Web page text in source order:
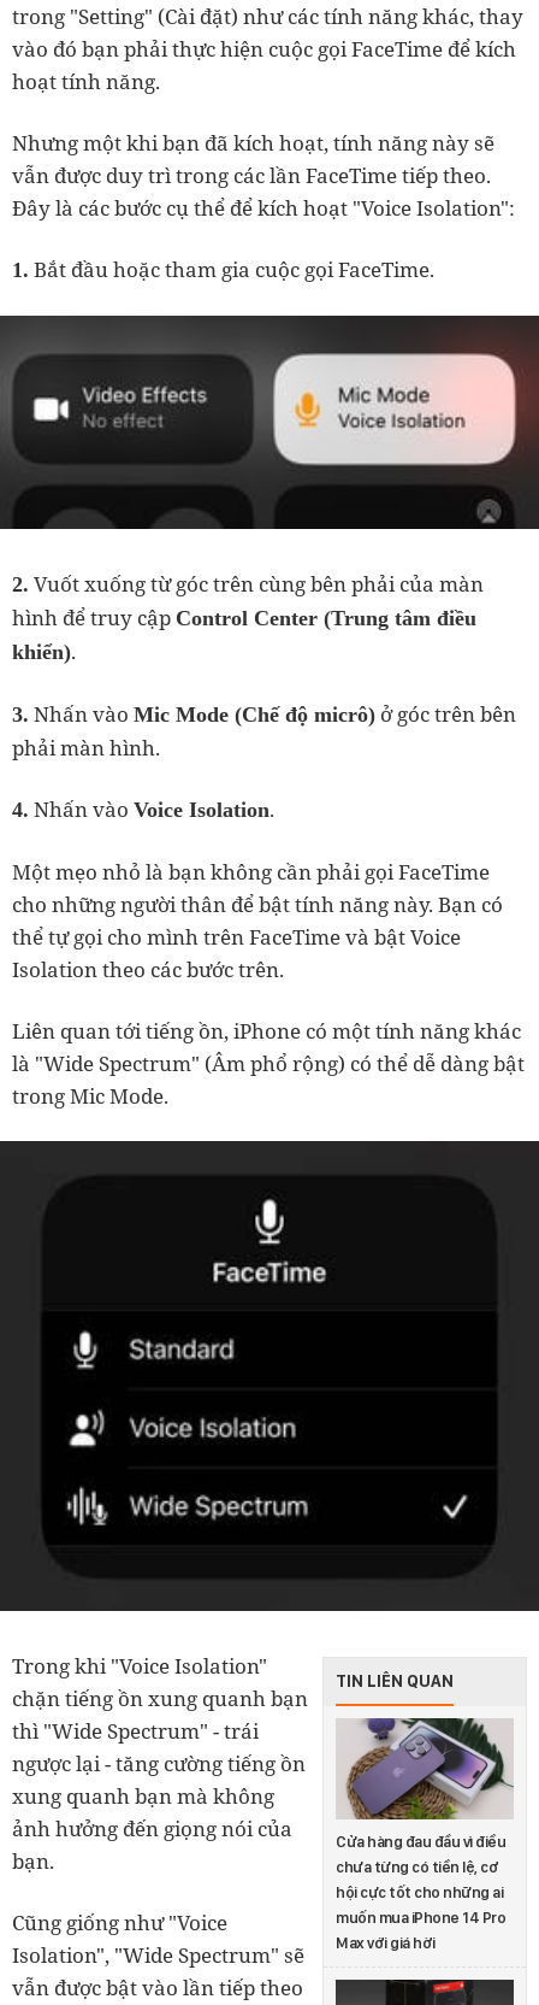
trong "Setting" (Cài đặt) như các tính năng khác, thay
vào đó bạn phải thực hiện cuộc gọi FaceTime để kích
hoạt tính năng.
Nhưng một khi bạn đã kích hoạt, tính năng này sẽ
vẫn được duy trì trong các lần FaceTime tiếp theo.
Đây là các bước cụ thể để kích hoạt "Voice Isolation":
1. Bắt đầu hoặc tham gia cuộc gọi FaceTime.
2. Vuốt xuống từ góc trên cùng bên phải của màn
hình để truy cập Control Center (Trung tâm điều
khiển).
3. Nhấn vào Mic Mode (Chế độ micrô) ở góc trên bên
phải màn hình.
4. Nhấn vào Voice Isolation.
Một mẹo nhỏ là bạn không cần phải gọi FaceTime
cho những người thân để bật tính năng này. Bạn có
thể tự gọi cho mình trên FaceTime và bật Voice
Isolation theo các bước trên.
Liên quan tới tiếng ồn, iPhone có một tính năng khác
là "Wide Spectrum" (Âm phổ rộng) có thể dễ dàng bật
trong Mic Mode.
TIN LIÊN QUAN
Cửa hàng đau đầu vì điều
chưa từng có tiền lệ, cơ
hội cực tốt cho những ai
muốn mua iPhone 14 Pro
Max với giá hời
Trong khi "Voice Isolation"
chặn tiếng ồn xung quanh bạn
thì "Wide Spectrum" - trái
ngược lại - tăng cường tiếng ồn
xung quanh bạn mà không
ảnh hưởng đến giọng nói của
bạn.
Cũng giống như "Voice
Isolation", "Wide Spectrum" sẽ
vẫn được bật vào lần tiếp theo